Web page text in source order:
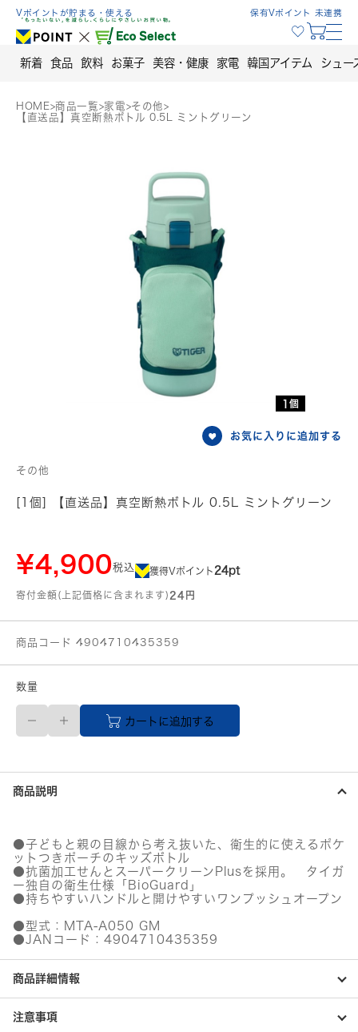
Skip
content
Vポイントが貯まる・使える 保有Vポイント 未連携
新着 食品 飲料 お菓子 美容・健康 家電 韓国アイテム シュー
HOME>商品一覧>家電>その他>
【直送品】真空断熱ボトル 0.5L ミントグリーン
1個
お気に入りに追加する
その他
[1個] 【直送品】真空断熱ボトル 0.5L ミントグリーン
¥4,900税込 獲得Vポイント 24pt
寄付金額(上記価格に含まれます) 24円
商品コード 4904710435359
数量
【直
品】
空
断
熱
ル
0.5L
ミ
ン
ト
リ
ー
ン
個
カートに追加する
商品説明
●子どもと親の目線から考え抜いた、衛生的に使えるポケ
ットつきポーチのキッズボトル
●抗菌加工せんとスーパークリーンPlusを採用。 タイガ
ー独自の衛生仕様「BioGuard」
●持ちやすいハンドルと開けやすいワンプッシュオープン
●型式：MTA-A050 GM
●JANコード：4904710435359
商品詳細情報
注意事項